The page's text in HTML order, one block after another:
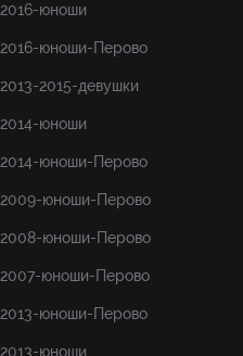
2016-юноши
2016-юноши-Перово
2013-2015-девушки
2014-юноши
2014-юноши-Перово
2009-юноши-Перово
2008-юноши-Перово
2007-юноши-Перово
2013-юноши-Перово
2013-юноши